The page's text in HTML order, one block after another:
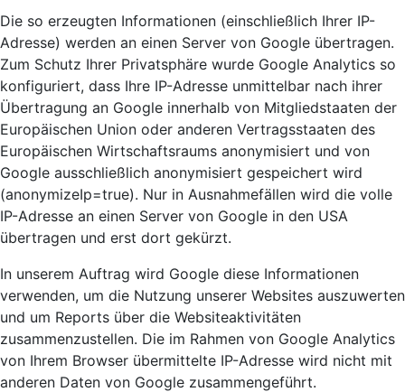
Die so erzeugten Informationen (einschließlich Ihrer IP-
Adresse) werden an einen Server von Google übertragen.
Zum Schutz Ihrer Privatsphäre wurde Google Analytics so
konfiguriert, dass Ihre IP-Adresse unmittelbar nach ihrer
Übertragung an Google innerhalb von Mitgliedstaaten der
Europäischen Union oder anderen Vertragsstaaten des
Europäischen Wirtschaftsraums anonymisiert und von
Google ausschließlich anonymisiert gespeichert wird
(anonymizeIp=true). Nur in Ausnahmefällen wird die volle
IP-Adresse an einen Server von Google in den USA
übertragen und erst dort gekürzt.
In unserem Auftrag wird Google diese Informationen
verwenden, um die Nutzung unserer Websites auszuwerten
und um Reports über die Websiteaktivitäten
zusammenzustellen. Die im Rahmen von Google Analytics
von Ihrem Browser übermittelte IP-Adresse wird nicht mit
anderen Daten von Google zusammengeführt.